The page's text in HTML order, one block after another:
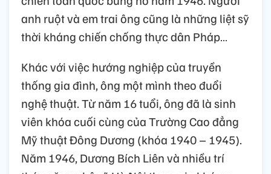
anh ruột và em trai ông cũng là những liệt sỹ
thời kháng chiến chống thực dân Pháp…
Khác với việc hướng nghiệp của truyền
thống gia đình, ông một mình theo đuổi
nghệ thuật. Từ năm 16 tuổi, ông đã là sinh
viên khóa cuối cùng của Trường Cao đẳng
Mỹ thuật Đông Dương (khóa 1940 – 1945).
Năm 1946, Dương Bích Liên và nhiều trí